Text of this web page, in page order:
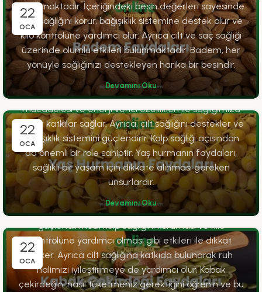
22
OCA
sağlamaktadır. İçeriğindeki besin değerleri sayesinde
kalp sağlığını korur, bağışıklık sistemine destek olur ve
kilo kontrolüne yardımcı olur. Ayrıca cilt ve saç sağlığı
üzerinde olumlu etkileri bulunmaktadır. Badem, her
yönüyle sağlığınızı destekleyen harika bir besindir.
Devamını Oku
22
OCA
FAYDALAR
Yaş Hurmanın Faydaları
OnlineKuruyemis
Yaş hurma, zengin besin değerleri ile doludur.
Sindirim sistemine olan faydaları, kanserle
mücadelesi ve enerji verici özellikleri ile sağlığımıza
büyük katkılar sağlar. Ayrıca, cilt sağlığını destekler ve
bağışıklık sistemini güçlendirir. Kalp sağlığı açısından
da önemli bir role sahiptir. Yaş hurmanın faydaları,
sağlıklı bir yaşam için dikkate alınması gereken
unsurlardır.
Devamını Oku
22
OCA
FAYDALAR
Kabak Çekirdeği Faydaları
OnlineKuruyemis
Kabak çekirdeği, zengin besin değerleri ile
sağlığımıza pek çok fayda sağlar. Bağışıklık sistemini
güçlendirmesi, kalp sağlığını koruması ve kilo
kontrolüne yardımcı olması gibi etkileri ile dikkat
çeker. Ayrıca cilt sağlığına katkıda bulunarak ruh
halimizi iyileştirmeye de yardımcı olur. Kabak
çekirdeğini nasıl tüketmeniz gerektiğini öğrenin ve bu